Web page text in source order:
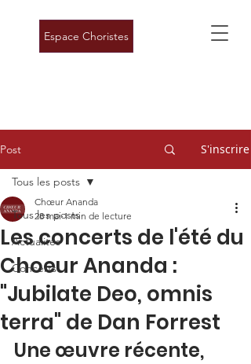
Espace Choristes
Post S'inscrire
Tous les posts
Actualités
Concerts
Tous les posts
Les concerts de l'été du
Choeur Ananda :
"Jubilate Deo, omnis
terra" de Dan Forrest
Chœur Ananda
28 mai 1 min de lecture
Une œuvre récente,